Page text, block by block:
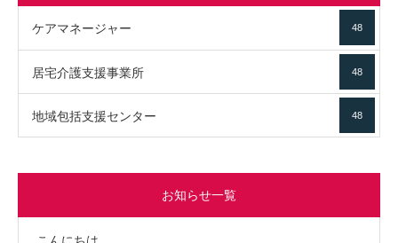
ケアマネージャー 48
居宅介護支援事業所 48
地域包括支援センター 48
お知らせ一覧